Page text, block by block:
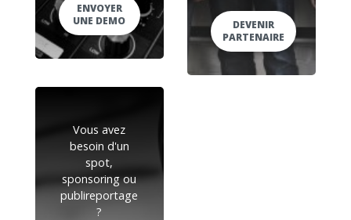
ENVOYER
UNE DEMO
DEVENIR
PARTENAIRE
Vous avez
besoin d'un
spot,
sponsoring ou
publireportage
?